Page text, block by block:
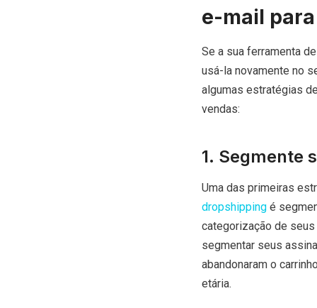
e-mail
Se a sua ferramenta
usá-la novamente no
algumas estratégias
vendas:
1. Segmente
Uma das primeiras
dropshippingé
categorização de
segmentar seus
abandonaram o
etária.